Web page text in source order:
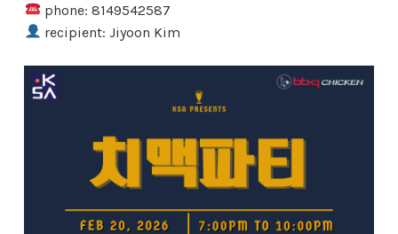
phone: 8149542587
recipient: Jiyoon Kim